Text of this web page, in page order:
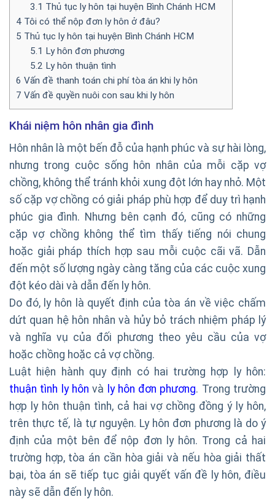
3.1 Thủ tục ly hôn tại huyện Bình Chánh HCM
4 Tôi có thể nộp đơn ly hôn ở đâu?
5 Thủ tục ly hôn tại huyện Bình Chánh HCM
5.1 Ly hôn đơn phương
5.2 Ly hôn thuận tình
6 Vấn đề thanh toán chi phí tòa án khi ly hôn
7 Vấn đề quyền nuôi con sau khi ly hôn
Khái niệm hôn nhân gia đình
Hôn nhân là một bến đỗ của hạnh phúc và sự hài lòng,
nhưng trong cuộc sống hôn nhân của mỗi cặp vợ
chồng, không thể tránh khỏi xung đột lớn hay nhỏ. Một
số cặp vợ chồng có giải pháp phù hợp để duy trì hạnh
phúc gia đình. Nhưng bên cạnh đó, cũng có những
cặp vợ chồng không thể tìm thấy tiếng nói chung
hoặc giải pháp thích hợp sau mỗi cuộc cãi vã. Dẫn
đến một số lượng ngày càng tăng của các cuộc xung
đột kéo dài và dẫn đến ly hôn.
Do đó, ly hôn là quyết định của tòa án về việc chấm
dứt quan hệ hôn nhân và hủy bỏ trách nhiệm pháp lý
và nghĩa vụ của đối phương theo yêu cầu của vợ
hoặc chồng hoặc cả vợ chồng.
Luật hiện hành quy định có hai trường hợp ly hôn:
thuận tình ly hôn và ly hôn đơn phương. Trong trường
hợp ly hôn thuận tình, cả hai vợ chồng đồng ý ly hôn,
trên thực tế, là tự nguyện. Ly hôn đơn phương là do ý
định của một bên để nộp đơn ly hôn. Trong cả hai
trường hợp, tòa án cần hòa giải và nếu hòa giải thất
bại, tòa án sẽ tiếp tục giải quyết vấn đề ly hôn, điều
này sẽ dẫn đến ly hôn.